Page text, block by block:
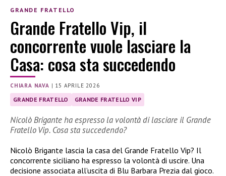
GRANDE FRATELLO
Grande Fratello Vip, il
concorrente vuole lasciare la
Casa: cosa sta succedendo
CHIARA NAVA | 15 APRILE 2026
GRANDE FRATELLO GRANDE FRATELLO VIP
Nicolò Brigante ha espresso la volontà di lasciare il Grande
Fratello Vip. Cosa sta succedendo?
Nicolò Brigante lascia la casa del Grande Fratello Vip? Il
concorrente siciliano ha espresso la volontà di uscire. Una
decisione associata all’uscita di Blu Barbara Prezia dal gioco.